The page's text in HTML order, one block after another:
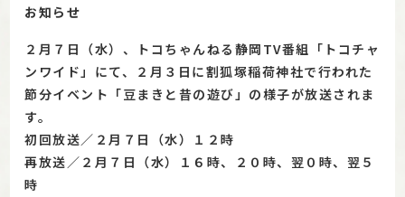
お知らせ
２月７日（水）、トコちゃんねる静岡TV番組「トコチャ
ンワイド」にて、２月３日に割狐塚稲荷神社で行われた
節分イベント「豆まきと昔の遊び」の様子が放送されま
す。
初回放送／２月７日（水）１２時
再放送／２月７日（水）１６時、２０時、翌０時、翌５
時